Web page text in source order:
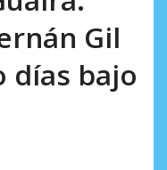
Gil
días bajo